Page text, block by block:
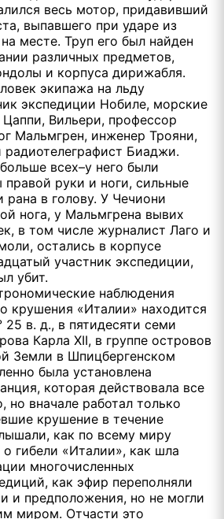
весь мотор, придавивший
выпавшего при ударе из
месте. Труп его был найден
различных предметов,
и корпуса дирижабля.
экипажа на льду
экспедиции Нобиле, морские
Вильери, профессор
Мальмгрен, инженер Трояни,
Биаджи.
всех–у него были
руки и ноги, сильные
рана в голову. У Чечиони
нога, у Мальмгрена вывих
в том числе журналист Лаго и
остались в корпусе
участник экспедиции,
убит.
наблюдения
крушения «Италии» находится
25 в. д., в пятидесяти семи
Карла XII, в группе островов
Земли в Шпицбергенском
была установлена
которая действовала все
но вначале работал только
крушение в течение
как по всему миру
о гибели «Италии», как шла
многочисленных
как эфир переполняли
и предположения, но не могли
миром. Отчасти это